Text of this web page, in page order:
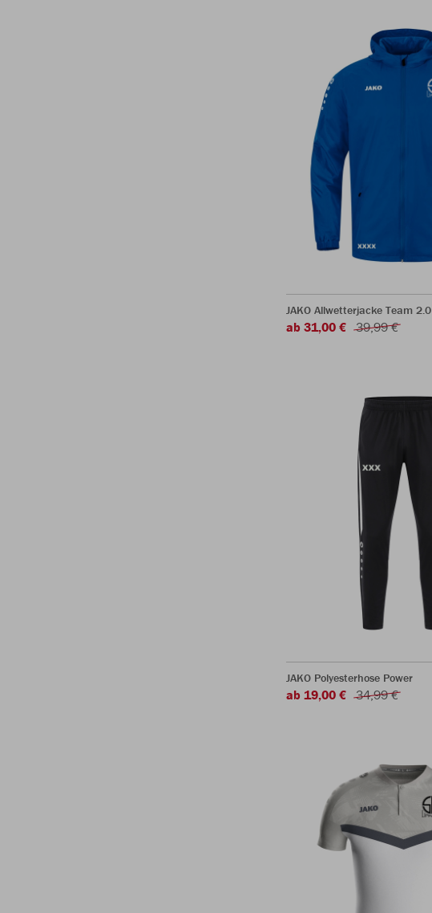
JAKO Allwetterjacke Team 2.0
ab 31,00 € 39,99 €
JAKO Polyesterhose Power
ab 19,00 € 34,99 €